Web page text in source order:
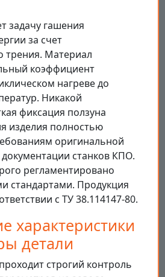
задачу гашения
за счет
трения. Материал
коэффициент
нагреве до
Никакой
фиксация ползуна
изделия полностью
оригинальной
документации станков КПО.
регламентировано
стандартами. Продукция
с ТУ 38.114147-80.
характеристики
детали
строгий контроль